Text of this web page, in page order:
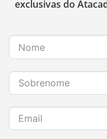
exclusivas do